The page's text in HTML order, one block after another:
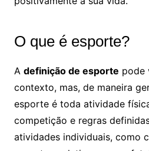
O que é esporte?
A definição de esporte pode
contexto, mas, de maneira
esporte é toda atividade
competição e regras
atividades individuais, como